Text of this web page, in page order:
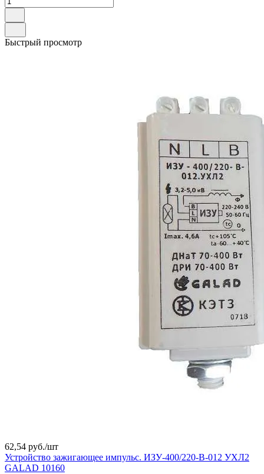
Быстрый просмотр
62,54 руб./шт
Устройство зажигающее импульс. ИЗУ-400/220-В-012 УХЛ2
GALAD 10160